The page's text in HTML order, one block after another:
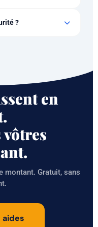
est généralement de
?
en
vôtres
montant. Gratuit, sans
aides